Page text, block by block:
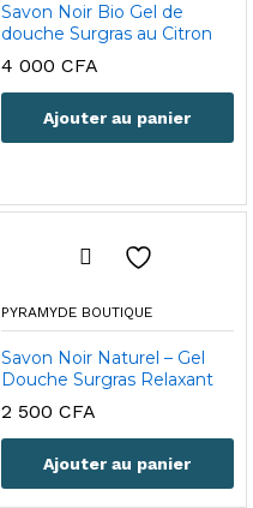
Savon Noir Bio Gel de
douche Surgras au Citron
4 000 CFA
Ajouter au panier
PYRAMYDE BOUTIQUE
Savon Noir Naturel – Gel
Douche Surgras Relaxant
2 500 CFA
Ajouter au panier